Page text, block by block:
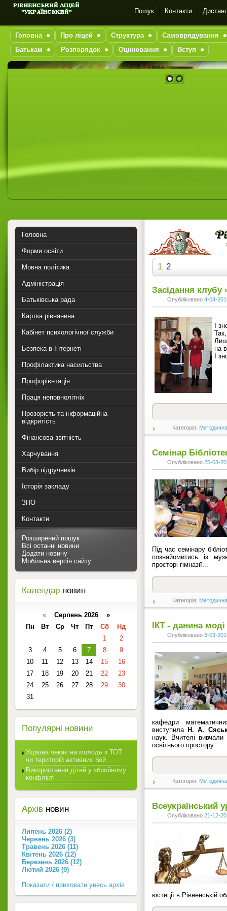
Пошук Контакти
Головна Про ліцей Структура
Самоврядування
Батькам
Розпорядок Оцінювання Вступ
1 2
Засідання клубу
Опубліковано 4-04-
І
на
І
Категорія:
Семінар
Опубліковано 25-03-
Під час семінару
познайомитись із
просторі гімназії...
Категорія:
ІКТ - данина
Опубліковано 3-03-
кафедри
виступила Н. А.
наук. Вчителі вивчали
освітнього простору.
Категорія:
Всеукраїнський
Опубліковано 21-12-
юстиції в Рівненській
Головна
Форми освіти
Мовна політика
Адміністрація
Батьківська рада
Картка рівнянина
Кабінет психологічної служби
Безпека в Інтернеті
Профілактика насильства
Профорієнтація
Праця неповнолітніх
Прозорість та інформаційна
відкритість
Фінансова звітність
Харчування
Вибір підручників
Історія закладу
ЗНО
Контакти
Розширений пошук
Всі останні новини
Додати новину
Мобільна версія сайту
Календар новин
«Серпень 2026 »
Пн
Вт Ср Чт Пт Сб
Нд
1
2
3
4 5 6 7 8
9
10
11 12 13 14 15
16
17
18 19 20 21 22
23
24
25 26 27 28 29
30
31
Популярні новини
Україна чекає на молодь з ТОТ
чи територій активних бой ...
Використання дітей у збройному
конфлікті
Архів новин
Липень 2026 (2)
Червень 2026 (3)
Травень 2026 (11)
Квітень 2026 (12)
Березень 2026 (12)
Лютий 2026 (9)
Показати / приховати увесь архів